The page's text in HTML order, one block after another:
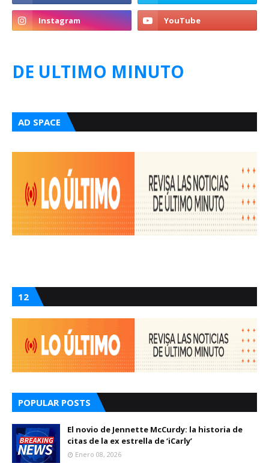
DE ULTIMO MINUTO
AD SPACE
12
POPULAR POSTS
El novio de Jennette McCurdy: la historia de
citas de la ex estrella de ‘iCarly’
Enero 08, 2026